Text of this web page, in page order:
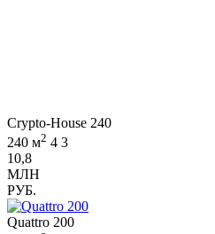
Crypto-House 240
240 м2 4 3
10,8
МЛН
РУБ.
Quattro 200